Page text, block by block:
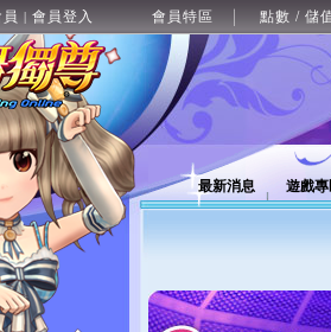
| 會員登入 會員特區 點數 / 儲
最新消息 遊戲